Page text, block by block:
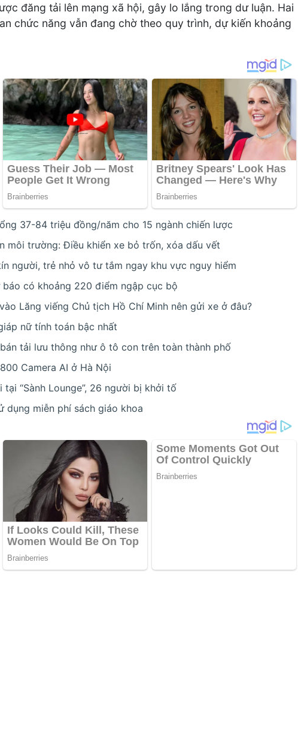
đăng tải lên mạng xã hội, gây lo lắng trong dư luận. Hai
chức năng vẫn đang chờ theo quy trình, dự kiến khoảng
37-84 triệu đồng/năm cho 15 ngành chiến lược
môi trường: Điều khiển xe bỏ trốn, xóa dấu vết
người, trẻ nhỏ vô tư tắm ngay khu vực nguy hiểm
báo có khoảng 220 điểm ngập cục bộ
Lăng viếng Chủ tịch Hồ Chí Minh nên gửi xe ở đâu?
nữ tính toán bậc nhất
tải lưu thông như ô tô con trên toàn thành phố
Camera AI ở Hà Nội
“Sành Lounge”, 26 người bị khởi tố
dụng miễn phí sách giáo khoa